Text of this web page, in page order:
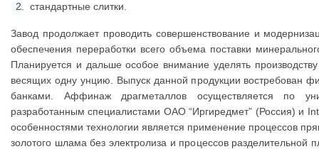
стандартные слитки.
Завод продолжает проводить совершенствование и
обеспечения переработки всего объема поставки
Планируется и дальше особое внимание уделять
весящих одну унцию. Выпуск данной продукции востребован
банками. Аффинаж драгметаллов осуществляется по
разработанным специалистами ОАО “Иргиредмет” (Россия) и
особенностями технологии является применение процессов
золотого шлама без электролиза и процессов разделительной